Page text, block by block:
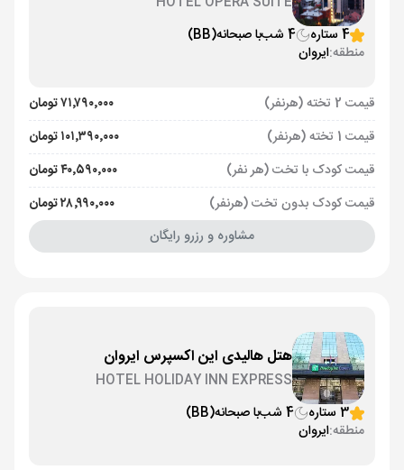
4 ستاره
4 شب با صبحانه(BB)
منطقه:ایروان
قیمت 2 تخته (هرنفر)
۷۱٬۷۹۰٬۰۰۰ تومان
قیمت 1 تخته (هرنفر)
۱۰۱٬۳۹۰٬۰۰۰ تومان
قیمت کودک با تخت (هر نفر)
۴۰٬۵۹۰٬۰۰۰ تومان
قیمت کودک بدون تخت (هرنفر)
۲۸٬۹۹۰٬۰۰۰ تومان
مشاوره و رزرو رایگان
هتل هالیدی این اکسپرس ایروان
HOTEL HOLIDAY INN EXPRESS
3 ستاره
4 شب با صبحانه(BB)
منطقه:ایروان